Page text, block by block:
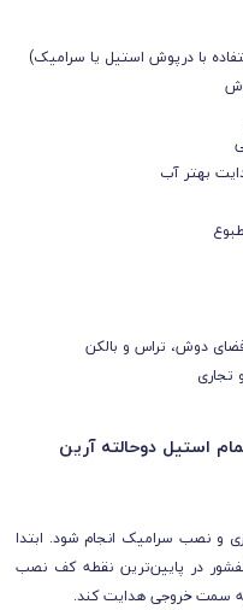
با درپوش استیل یا سرامیک)
بهتر آب
دوش، تراس و بالکن
تجاری
تمام استیل دوحالته آرین
و نصب سرامیک انجام شود. ابتدا
در پایین‌ترین نقطه کف نصب
سمت خروجی هدایت کند.